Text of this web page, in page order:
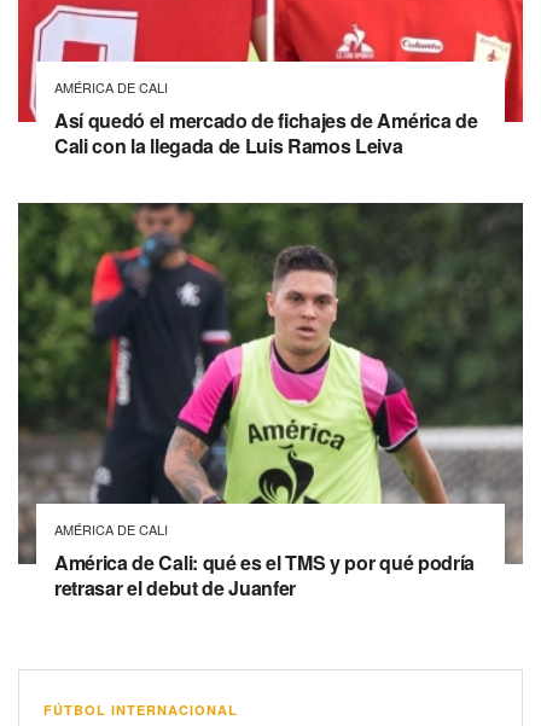
AMÉRICA DE CALI
Así quedó el mercado de fichajes de América de
Cali con la llegada de Luis Ramos Leiva
AMÉRICA DE CALI
América de Cali: qué es el TMS y por qué podría
retrasar el debut de Juanfer
FÚTBOL INTERNACIONAL